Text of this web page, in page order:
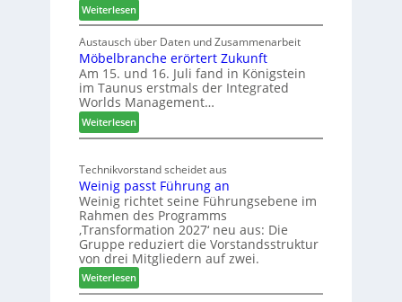
C
M
D
e
u
s
h
l
a
n
d
Weiterlesen:
L
e
u
c
o
l
ä
d
z
u
r
H
a
u
s
m
Austausch über Daten und Zusammenarbeit
Möbelbranche erörtert Zukunft
Am 15. und 16. Juli fand in Königstein
im Taunus erstmals der Integrated
Worlds Management…
Weiterlesen:
M
b
e
l
b
r
a
n
c
h
Technikvorstand scheidet aus
Weinig passt Führung an
Weinig richtet seine Führungsebene im
Rahmen des Programms
‚Transformation 2027‘ neu aus: Die
Gruppe reduziert die Vorstandsstruktur
von drei Mitgliedern auf zwei.
Weiterlesen:
W